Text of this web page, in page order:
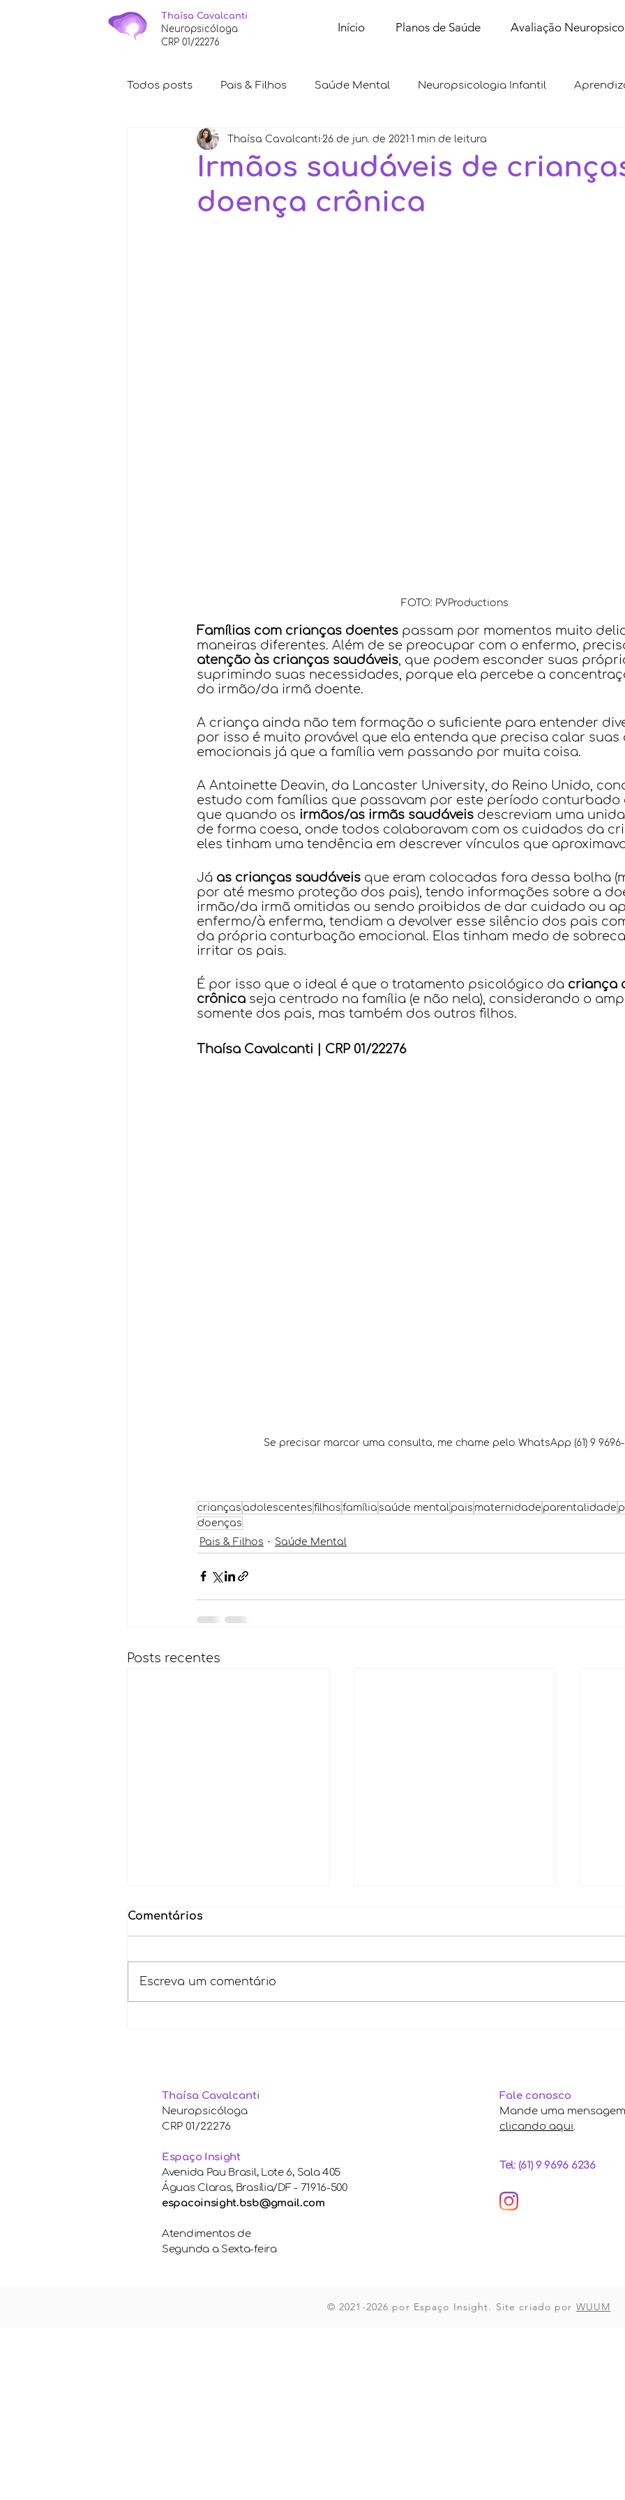
Thaísa Cavalcanti
Neuropsicóloga
CRP 01/22276
Início Planos de Saúde Avaliação
Todos posts Pais & Filhos Saúde Mental Neuropsicologia Infantil
Avaliação Neuropsicológica
Irmãos saudáveis de
doença crônica
Thaísa Cavalcanti 26 de jun. de 2021 1 min de leitura
FOTO: PVProductions
Famílias com crianças doentes passam por momentos muito
maneiras diferentes. Além de se preocupar com o enfermo,
atenção às crianças saudáveis, que podem esconder suas
suprimindo suas necessidades, porque ela percebe a
do irmão/da irmã doente.
A criança ainda não tem formação o suficiente para entender
por isso é muito provável que ela entenda que precisa calar suas
emocionais já que a família vem passando por muita coisa.
A Antoinette Deavin, da Lancaster University, do Reino Unido,
estudo com famílias que passavam por este período conturbado
que quando os irmãos/as irmãs saudáveis descreviam uma
de forma coesa, onde todos colaboravam com os cuidados da
eles tinham uma tendência em descrever vínculos que
Já as crianças saudáveis que eram colocadas fora dessa bolha
por até mesmo proteção dos pais), tendo informações sobre a
irmão/da irmã omitidas ou sendo proibidos de dar cuidado ou
enfermo/à enferma, tendiam a devolver esse silêncio dos pais
da própria conturbação emocional. Elas tinham medo de
irritar os pais.
É por isso que o ideal é que o tratamento psicológico da criança
crônica seja centrado na família (e não nela), considerando o
somente dos pais, mas também dos outros filhos.
Thaísa Cavalcanti | CRP 01/22276
Se precisar marcar uma consulta, me chame pelo WhatsApp (61) 9 9696-
crianças adolescentes filhos família saúde mental pais maternidade parentalidade
doenças
Pais & Filhos
Saúde Mental
Posts recentes
Comentários
Escreva um comentário
Thaísa Cavalcanti
Neuropsicóloga
CRP 01/22276
Espaço Insight
Avenida Pau Brasil, Lote 6, Sala 405
Águas Claras, Brasília/DF - 71916-500
espacoinsight.bsb@gmail.com
Atendimentos de
Segunda a Sexta-feira
Fale conosco
Mande uma
clicando aqui.
Tel: (61) 9 9696 6236
© 2021-2026 por Espaço Insight. Site criado por WUUM